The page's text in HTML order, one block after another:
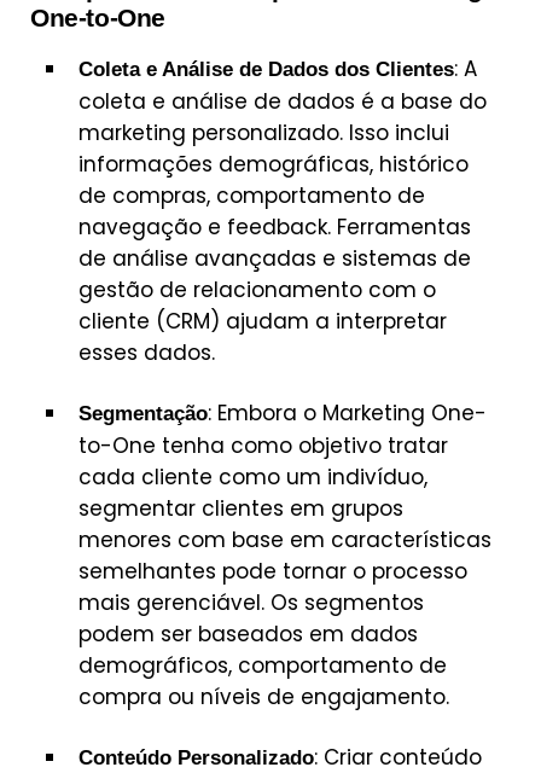
One-to-One
Coleta e Análise de Dados dos Clientes: A
coleta e análise de dados é a base do
marketing personalizado. Isso inclui
informações demográficas, histórico
de compras, comportamento de
navegação e feedback. Ferramentas
de análise avançadas e sistemas de
gestão de relacionamento com o
cliente (CRM) ajudam a interpretar
esses dados.
Segmentação: Embora o Marketing One-
to-One tenha como objetivo tratar
cada cliente como um indivíduo,
segmentar clientes em grupos
menores com base em características
semelhantes pode tornar o processo
mais gerenciável. Os segmentos
podem ser baseados em dados
demográficos, comportamento de
compra ou níveis de engajamento.
Conteúdo Personalizado: Criar conteúdo